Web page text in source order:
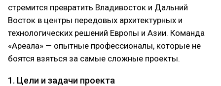
стремится превратить Владивосток и Дальний
Восток в центры передовых архитектурных и
технологических решений Европы и Азии. Команда
«Ареала» — опытные профессионалы, которые не
боятся взяться за самые сложные проекты.
1. Цели и задачи проекта